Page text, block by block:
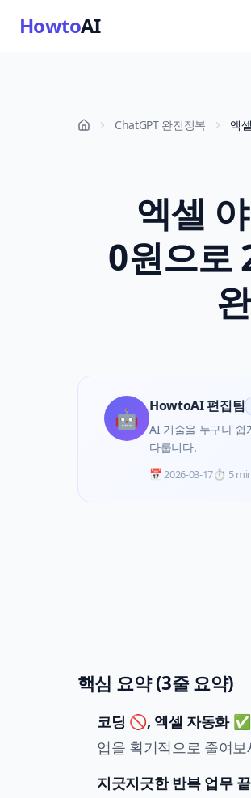
HowtoAI
ChatGPT 완전정복
엑셀
0원으로
🤖 HowtoAI 편집팀
AI 기술을 누구나 쉽
다룹니다.
📅2026-03-17⏱️ 5
핵심 요약 (3줄 요약)
코딩 🚫, 엑셀 자동화
업을 획기적으로 줄여보
지긋지긋한 반복 업무